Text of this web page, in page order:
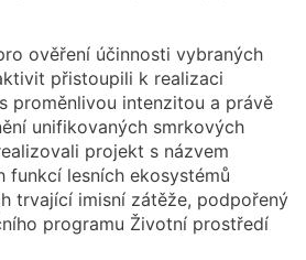
ověření účinnosti vybraných
přistoupili k realizaci
proměnlivou intenzitou a právě
unifikovaných smrkových
projekt s názvem
funkcí lesních ekosystémů
trvající imisní zátěže, podpořený
programu Životní prostředí